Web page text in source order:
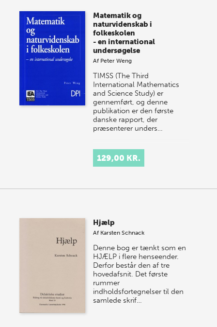
Matematik og
naturvidenskab i
folkeskolen
- en international
undersøgelse
Af Peter Weng
TIMSS (The Third
International Mathematics
and Science Study) er
gennemført, og denne
publikation er den første
danske rapport, der
præsenterer unders…
129,00 KR.
Hjælp
Af Karsten Schnack
Denne bog er tænkt som en
HJÆLP i flere henseender.
Derfor består den af tre
hovedafsnit. Det første
rummer
indholdsfortegnelser til den
samlede skrif…